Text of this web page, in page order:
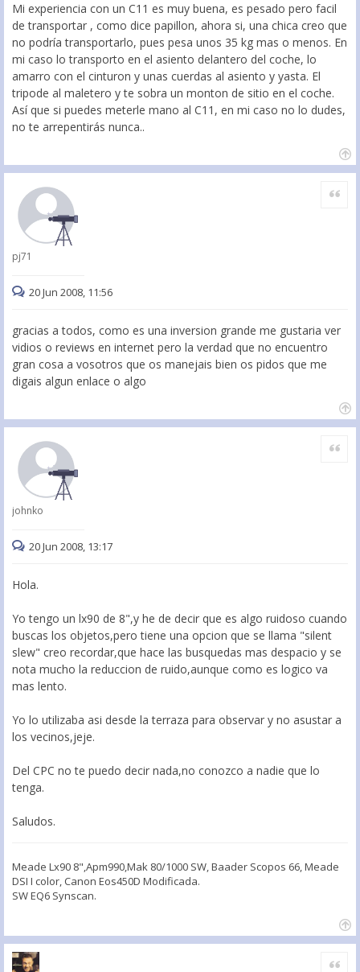
Mi experiencia con un C11 es muy buena, es pesado pero facil
de transportar , como dice papillon, ahora si, una chica creo que
no podría transportarlo, pues pesa unos 35 kg mas o menos. En
mi caso lo transporto en el asiento delantero del coche, lo
amarro con el cinturon y unas cuerdas al asiento y yasta. El
tripode al maletero y te sobra un monton de sitio en el coche.
Así que si puedes meterle mano al C11, en mi caso no lo dudes,
no te arrepentirás nunca..
pj71
Citar
20 Jun 2008, 11:56
gracias a todos, como es una inversion grande me gustaria ver
vidios o reviews en internet pero la verdad que no encuentro
gran cosa a vosotros que os manejais bien os pidos que me
digais algun enlace o algo
johnko
Citar
20 Jun 2008, 13:17
Hola.
Yo tengo un lx90 de 8",y he de decir que es algo ruidoso cuando
buscas los objetos,pero tiene una opcion que se llama "silent
slew" creo recordar,que hace las busquedas mas despacio y se
nota mucho la reduccion de ruido,aunque como es logico va
mas lento.
Yo lo utilizaba asi desde la terraza para observar y no asustar a
los vecinos,jeje.
Del CPC no te puedo decir nada,no conozco a nadie que lo
tenga.
Saludos.
Meade Lx90 8",Apm990,Mak 80/1000 SW, Baader Scopos 66, Meade
DSI I color, Canon Eos450D Modificada.
SW EQ6 Synscan.
Citar